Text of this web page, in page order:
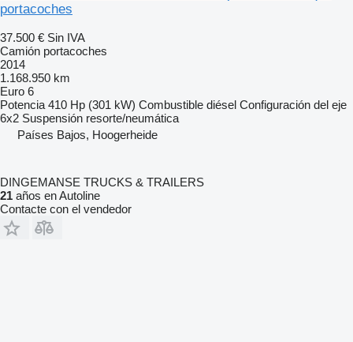
portacoches
37.500 € Sin IVA
Camión portacoches
2014
1.168.950 km
Euro 6
Potencia 410 Hp (301 kW) Combustible diésel Configuración del eje
6x2 Suspensión resorte/neumática
Países Bajos, Hoogerheide
DINGEMANSE TRUCKS & TRAILERS
21 años en Autoline
Contacte con el vendedor